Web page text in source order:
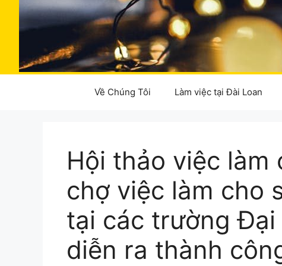
Về Chúng Tôi Làm việc tại Đài Loan
Hội thảo việc làm
chợ việc làm cho
tại các trường
diễn ra thành